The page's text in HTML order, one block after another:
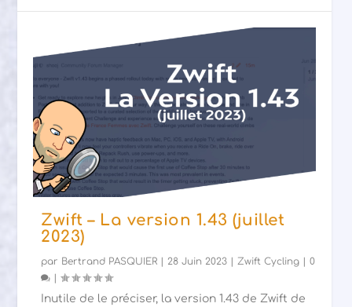
Zwift – La version 1.43 (juillet
2023)
par Bertrand PASQUIER | 28 Juin 2023 | Zwift Cycling |0
|
Inutile de le préciser, la version 1.43 de Zwift de